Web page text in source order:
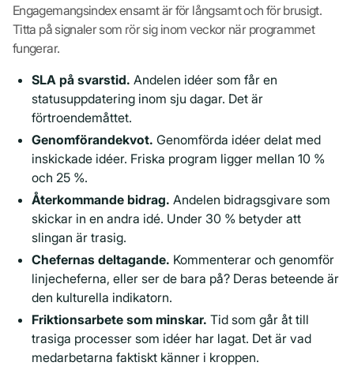
Engagemangsindex ensamt är för långsamt och för brusigt.
Titta på signaler som rör sig inom veckor när programmet
fungerar.
SLA på svarstid. Andelen idéer som får en
statusuppdatering inom sju dagar. Det är
förtroendemåttet.
Genomförandekvot. Genomförda idéer delat med
inskickade idéer. Friska program ligger mellan 10 %
och 25 %.
Återkommande bidrag. Andelen bidragsgivare som
skickar in en andra idé. Under 30 % betyder att
slingan är trasig.
Chefernas deltagande. Kommenterar och genomför
linjecheferna, eller ser de bara på? Deras beteende är
den kulturella indikatorn.
Friktionsarbete som minskar. Tid som går åt till
trasiga processer som idéer har lagat. Det är vad
medarbetarna faktiskt känner i kroppen.